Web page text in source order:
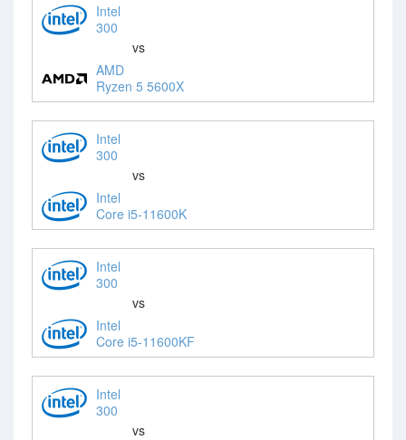
Intel
300
vs
AMD
Ryzen 5 5600X
Intel
300
vs
Intel
Core i5-11600K
Intel
300
vs
Intel
Core i5-11600KF
Intel
300
vs